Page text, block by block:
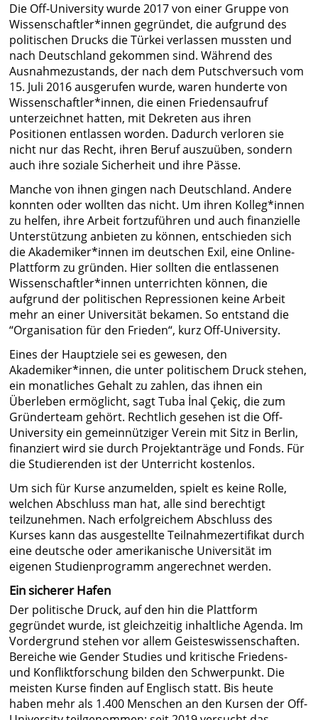
Die Off-University wurde 2017 von einer Gruppe von
Wissenschaftler*innen gegründet, die aufgrund des
politischen Drucks die Türkei verlassen mussten und
nach Deutschland gekommen sind. Während des
Ausnahmezustands, der nach dem Putschversuch vom
15. Juli 2016 ausgerufen wurde, waren hunderte von
Wissenschaftler*innen, die einen Friedensaufruf
unterzeichnet hatten, mit Dekreten aus ihren
Positionen entlassen worden. Dadurch verloren sie
nicht nur das Recht, ihren Beruf auszuüben, sondern
auch ihre soziale Sicherheit und ihre Pässe.
Manche von ihnen gingen nach Deutschland. Andere
konnten oder wollten das nicht. Um ihren Kolleg*innen
zu helfen, ihre Arbeit fortzuführen und auch finanzielle
Unterstützung anbieten zu können, entschieden sich
die Akademiker*innen im deutschen Exil, eine Online-
Plattform zu gründen. Hier sollten die entlassenen
Wissenschaftler*innen unterrichten können, die
aufgrund der politischen Repressionen keine Arbeit
mehr an einer Universität bekamen. So entstand die
“Organisation für den Frieden“, kurz Off-University.
Eines der Hauptziele sei es gewesen, den
Akademiker*innen, die unter politischem Druck stehen,
ein monatliches Gehalt zu zahlen, das ihnen ein
Überleben ermöglicht, sagt Tuba İnal Çekiç, die zum
Gründerteam gehört. Rechtlich gesehen ist die Off-
University ein gemeinnütziger Verein mit Sitz in Berlin,
finanziert wird sie durch Projektanträge und Fonds. Für
die Studierenden ist der Unterricht kostenlos.
Um sich für Kurse anzumelden, spielt es keine Rolle,
welchen Abschluss man hat, alle sind berechtigt
teilzunehmen. Nach erfolgreichem Abschluss des
Kurses kann das ausgestellte Teilnahmezertifikat durch
eine deutsche oder amerikanische Universität im
eigenen Studienprogramm angerechnet werden.
Ein sicherer Hafen
Der politische Druck, auf den hin die Plattform
gegründet wurde, ist gleichzeitig inhaltliche Agenda. Im
Vordergrund stehen vor allem Geisteswissenschaften.
Bereiche wie Gender Studies und kritische Friedens-
und Konfliktforschung bilden den Schwerpunkt. Die
meisten Kurse finden auf Englisch statt. Bis heute
haben mehr als 1.400 Menschen an den Kursen der Off-